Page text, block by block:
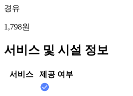
경유
1,798원
서비스 및 시설 정보
서비스 제공 여부